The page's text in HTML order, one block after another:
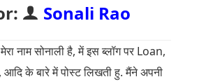
Sonali Rao
नाम सोनाली है, में इस ब्लॉग पर Loan,
के बारे में पोस्ट लिखती हु. मैंने अपनी